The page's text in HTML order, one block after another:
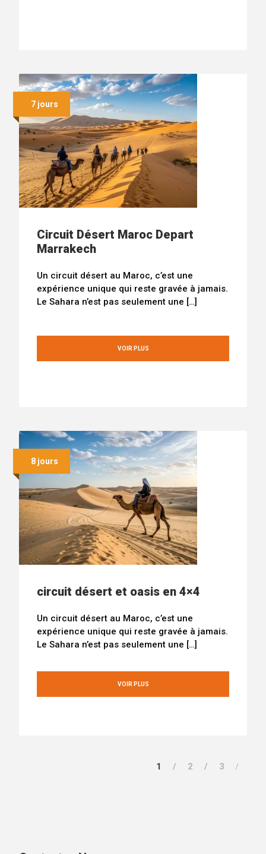
7 jours
Circuit Désert Maroc Depart
Marrakech
Un circuit désert au Maroc, c’est une
expérience unique qui reste gravée à jamais.
Le Sahara n’est pas seulement une […]
VOIR PLUS
8 jours
circuit désert et oasis en 4×4
Un circuit désert au Maroc, c’est une
expérience unique qui reste gravée à jamais.
Le Sahara n’est pas seulement une […]
VOIR PLUS
1 2 3